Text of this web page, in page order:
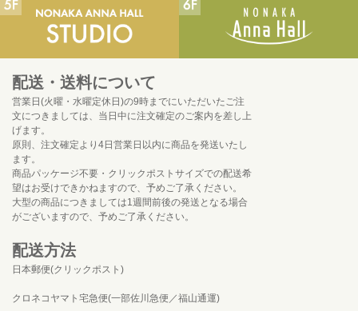
配送・送料について
営業日(火曜・水曜定休日)の9時までにいただいたご注
文につきましては、当日中に注文確定のご案内を差し上
げます。
原則、注文確定より4日営業日以内に商品を発送いたし
ます。
商品パッケージ不要・クリックポストサイズでの配送希
望はお受けできかねますので、予めご了承ください。
大型の商品につきましては1週間前後の発送となる場合
がございますので、予めご了承ください。
配送方法
日本郵便(クリックポスト)
クロネコヤマト宅急便(一部佐川急便／福山通運)